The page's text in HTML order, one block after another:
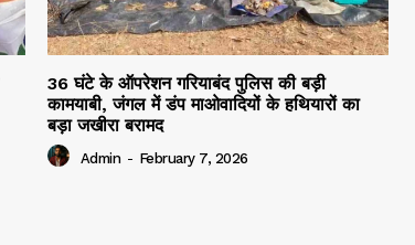
36 घंटे के ऑपरेशन गरियाबंद पुलिस की बड़ी
कामयाबी, जंगल में डंप माओवादियों के हथियारों का
बड़ा जखीरा बरामद
Admin - February 7, 2026